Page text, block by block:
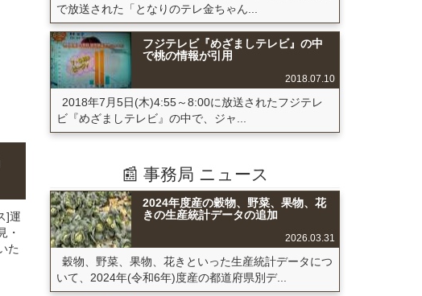
]運
・
た
で放送された「となりのテレ金ちゃん...
フジテレビ『めざましテレビ』の中
で桃の情報が引用
2018.07.10
2018年7月5日(木)4:55～8:00に放送されたフジテレ
ビ『めざましテレビ』の中で、ジャ...
📰 事務局 ニュース
2024年度産の穀物、野菜、果物、花
きの生産統計データの追加
2026.03.31
穀物、野菜、果物、花きといった生産統計データにつ
いて、2024年(令和6年)度産の都道府県別デ...